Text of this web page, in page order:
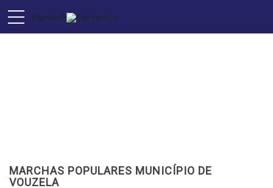
MARCHAS POPULARES MUNICÍPIO DE
VOUZELA